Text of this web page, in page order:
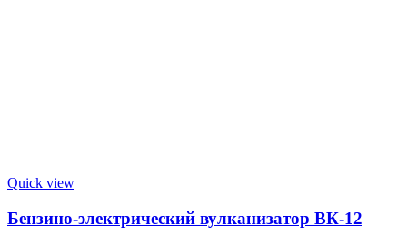
Quick view
Бензино-электрический вулканизатор ВК-12